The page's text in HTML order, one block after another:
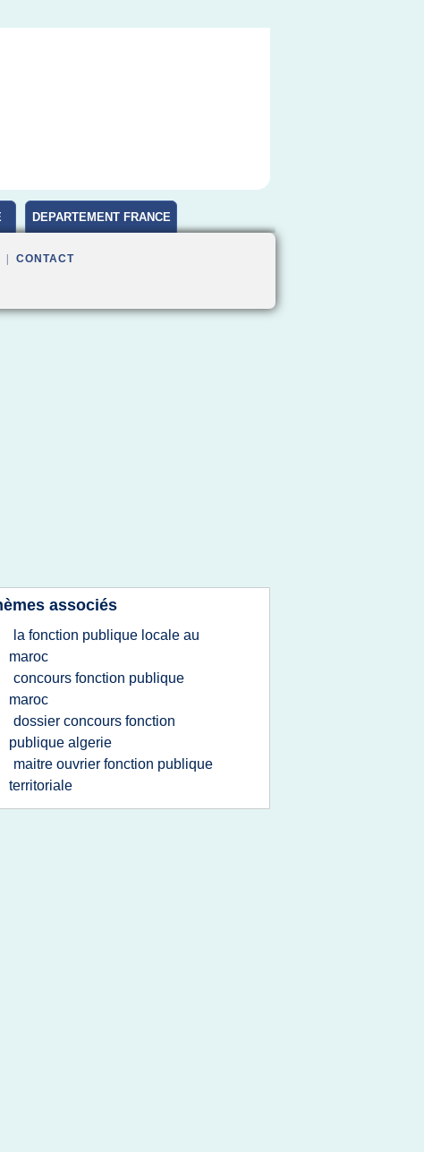
DEPARTEMENT FRANCE
CONTACT
associés
la fonction publique locale au
maroc
concours fonction publique
maroc
dossier concours fonction
publique algerie
maitre ouvrier fonction publique
territoriale